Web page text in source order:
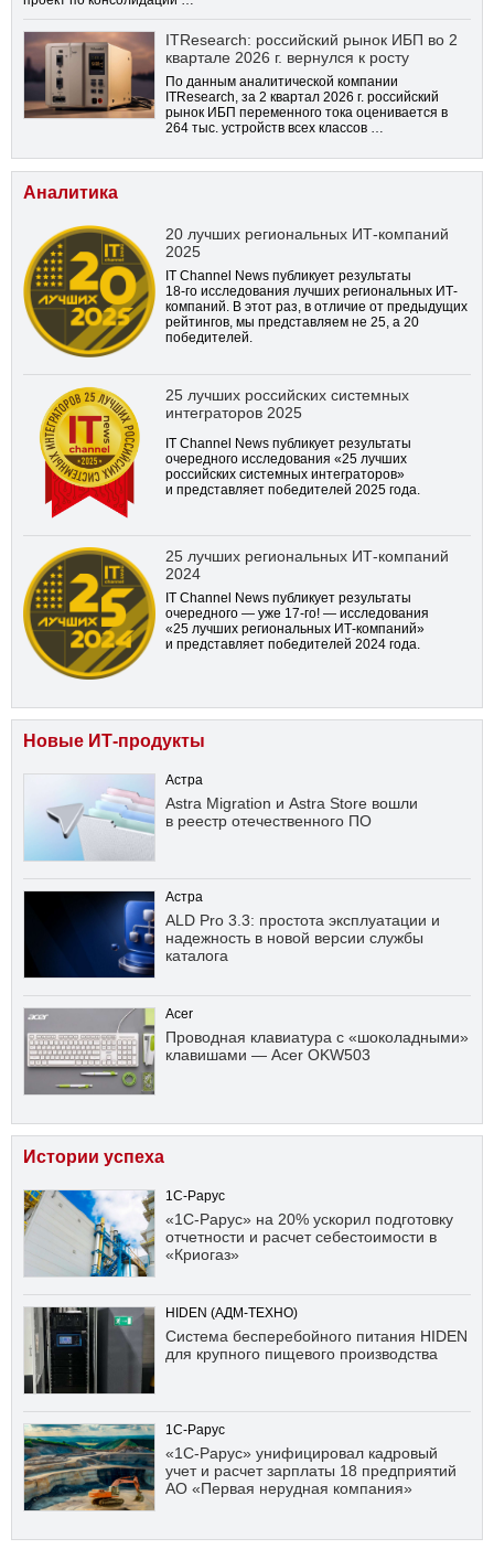
ITResearch: российский рынок ИБП во 2
квартале 2026 г. вернулся к росту
По данным аналитической компании
ITResearch, за 2 квартал 2026 г. российский
рынок ИБП переменного тока оценивается в
264 тыс. устройств всех классов …
Аналитика
20 лучших региональных ИТ-компаний
2025
IT Channel News публикует результаты
18-го исследования лучших региональных ИТ-
компаний. В этот раз, в отличие от предыдущих
рейтингов, мы представляем не 25, а 20
победителей.
25 лучших российских системных
интеграторов 2025
IT Channel News публикует результаты
очередного исследования «25 лучших
российских системных интеграторов»
и представляет победителей 2025 года.
25 лучших региональных ИТ-компаний
2024
IT Channel News публикует результаты
очередного — уже 17-го! — исследования
«25 лучших региональных ИТ-компаний»
и представляет победителей 2024 года.
Новые ИТ-продукты
Астра
Astra Migration и Astra Store вошли
в реестр отечественного ПО
Астра
ALD Pro 3.3: простота эксплуатации и
надежность в новой версии службы
каталога
Acer
Проводная клавиатура с «шоколадными»
клавишами — Acer OKW503
Истории успеха
1С-Рарус
«1С-Рарус» на 20% ускорил подготовку
отчетности и расчет себестоимости в
«Криогаз»
HIDEN (АДМ-ТЕХНО)
Система бесперебойного питания HIDEN
для крупного пищевого производства
1С-Рарус
«1С-Рарус» унифицировал кадровый
учет и расчет зарплаты 18 предприятий
АО «Первая нерудная компания»